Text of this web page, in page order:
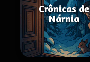
Crônicas de
Nárnia